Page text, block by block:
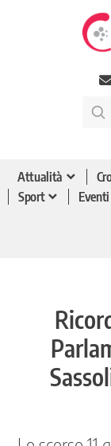
Attualità
Sport
Eventi